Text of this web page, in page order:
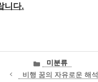
니다.
카
테
미분류
비행 꿈의 자유로운 해석